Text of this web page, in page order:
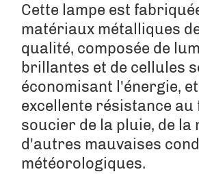
Cette lampe est
matériaux métalliques
qualité, composée de
brillantes et de cellules
économisant l'énergie,
excellente résistance au
soucier de la pluie, de la
d'autres mauvaises
météorologiques.